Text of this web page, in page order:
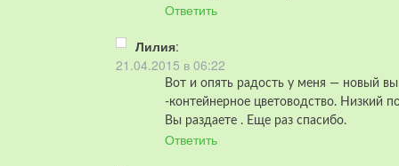
Ответить
Лилия:
21.04.2015 в 06:22
Вот и опять радость у меня — новый
-контейнерное цветоводство. Низкий
Вы раздаете . Еще раз спасибо.
Ответить